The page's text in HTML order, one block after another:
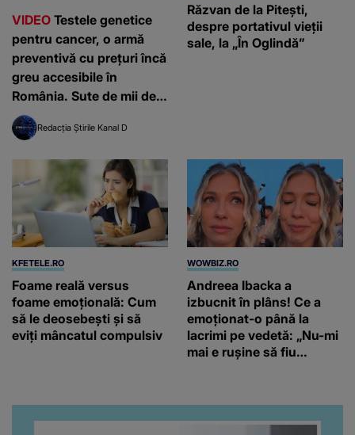
VIDEO Testele genetice
pentru cancer, o armă
preventivă cu prețuri încă
greu accesibile în
România. Sute de mii de
români, diagnosticați
anualRedacția Știrile Kanal D
Răzvan de la Pitești,
despre portativul vieții
sale, la „În Oglindă”
KFETELE.RO
Foame reală versus
foame emoțională: Cum
să le deosebești și să
eviți mâncatul compulsiv
WOWBIZ.RO
Andreea Ibacka a
izbucnit în plâns! Ce a
emoționat-o până la
lacrimi pe vedetă: „Nu-mi
mai e rușine să fiu